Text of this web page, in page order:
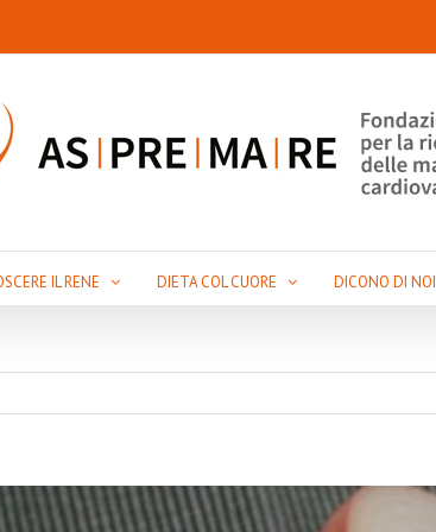
IL RENE DIETA COL CUORE DICONO DI NOI